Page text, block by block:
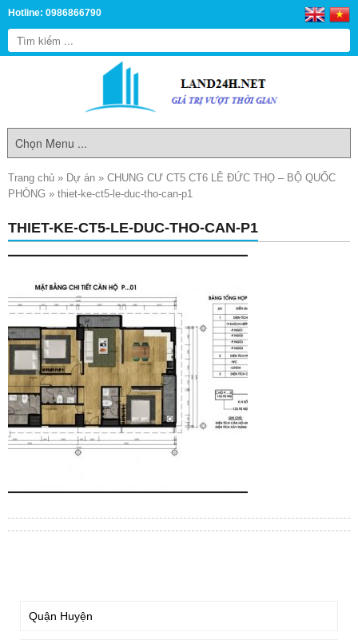
Hotline: 0986866790
Trang chủ » Dự án » CHUNG CƯ CT5 CT6 LÊ ĐỨC THỌ – BỘ QUỐC
PHÒNG » thiet-ke-ct5-le-duc-tho-can-p1
THIET-KE-CT5-LE-DUC-THO-CAN-P1